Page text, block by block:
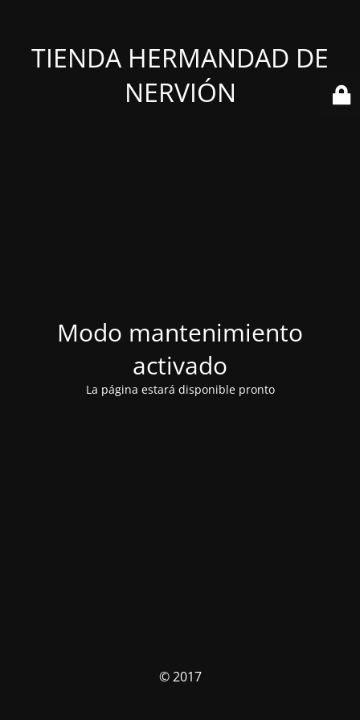
TIENDA HERMANDAD DE
NERVIÓN
Modo mantenimiento
activado
La página estará disponible pronto
© 2017